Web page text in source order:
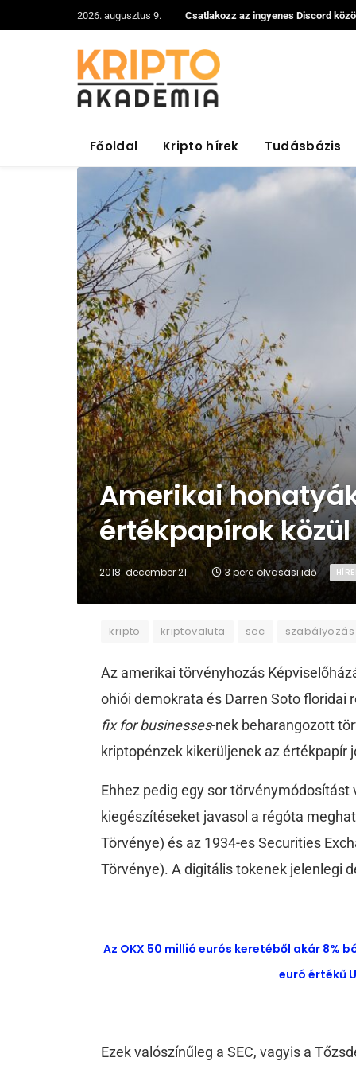
2026. augusztus 9. Csatlakozz az ingyenes Discord
Főoldal Kripto hírek Tudásbázis
Amerikai
értékpapírok
2018. december 21. 3 perc olvasási idő
kripto kriptovaluta sec szabályozás
Az amerikai törvényhozás
ohiói demokrata és Darren Soto
fix for businesses-nek beharangozott
kriptopénzek kikerüljenek az értékpapír
Ehhez pedig egy sor
kiegészítéseket javasol a régóta
Törvénye) és az 1934-es Securities
Törvénye). A digitális tokenek jelenlegi
Az OKX 50 millió eurós keretéből akár 8%
euró értékű
Ezek valószínűleg a SEC, vagyis a